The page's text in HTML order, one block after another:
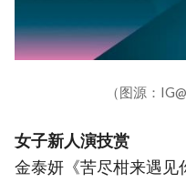
（图源：
女子新人演技赏
金泰妍《苦尽柑来遇见